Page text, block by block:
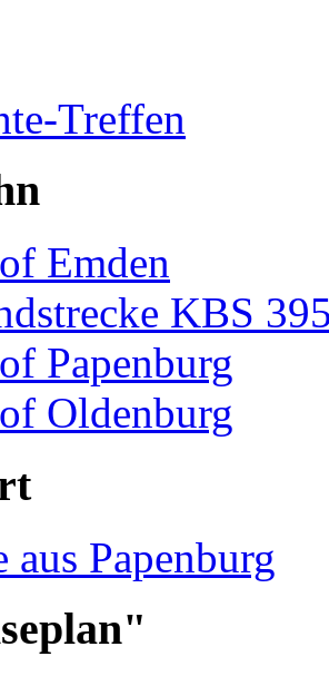
Treffen
Emden
KBS
Papenburg
Oldenburg
aus Papenburg